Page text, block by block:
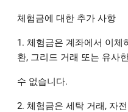
체험금에 대한 추가 사항
1. 체험금은 계좌에서 이체
환, 그리드 거래 또는 유사
수 없습니다.
2. 체험금은 세탁 거래, 자